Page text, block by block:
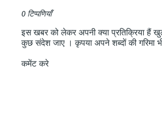
0 टिप्पणियाँ
इस खबर को लेकर अपनी क्या प्रतिक्रिया हैं
कुछ संदेश जाए । कृपया अपने शब्दों की गरिमा
कमेंट करे